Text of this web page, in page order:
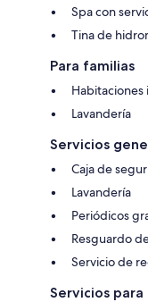
Spa con
Tina de
Para familias
Habitaciones
Lavandería
Servicios
Caja de
Lavandería
Periódicos
Resguardo
Servicio de
Servicios